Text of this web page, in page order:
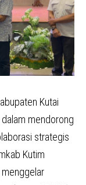
Kutai
mendorong
strategis
Kutim